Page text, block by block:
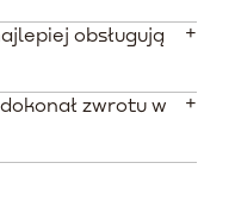
towaru, jednak
oferowanie
dni, jednak
obawy
do marki.
obsługują
one generowanie
klientom
zwrotu w
marketingu, aby